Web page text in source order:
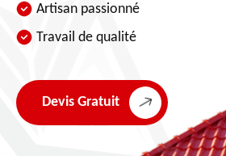
Artisan passionné
Travail de qualité
Devis Gratuit